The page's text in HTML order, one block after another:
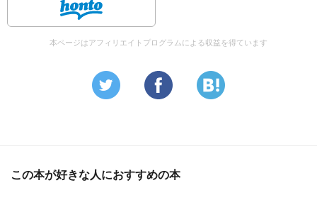
本ページはアフィリエイトプログラムによる収益を得ています
この本が好きな人におすすめの本